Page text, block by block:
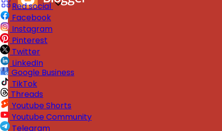
Red social
Facebook
Instagram
Pinterest
Twitter
LinkedIn
Google Business
TikTok
Threads
Youtube Shorts
Youtube Community
Telegram